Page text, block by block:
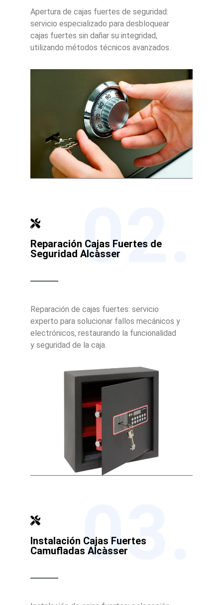
Apertura de cajas fuertes de seguridad:
servicio especializado para desbloquear
cajas fuertes sin dañar su integridad,
utilizando métodos técnicos avanzados.
Reparación Cajas Fuertes de
Seguridad Alcàsser02.
Reparación de cajas fuertes: servicio
experto para solucionar fallos mecánicos y
electrónicos, restaurando la funcionalidad
y seguridad de la caja.
Instalación Cajas Fuertes
Camufladas Alcàsser
03.